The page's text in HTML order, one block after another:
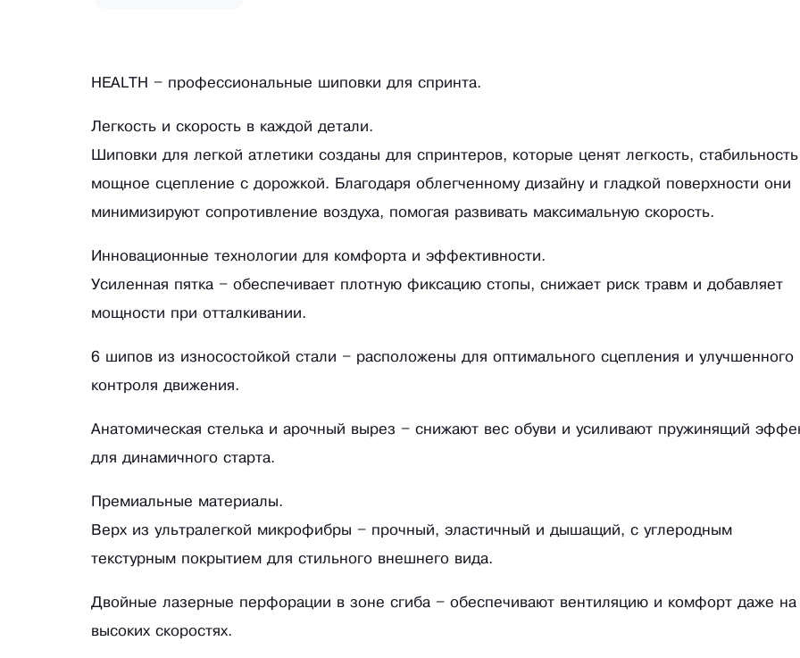
HEALTH – профессиональные шиповки для спринта.
Легкость и скорость в каждой детали.
Шиповки для легкой атлетики созданы для спринтеров, которые ценят легкость,
мощное сцепление с дорожкой. Благодаря облегченному дизайну и гладкой поверхности они
минимизируют сопротивление воздуха, помогая развивать максимальную скорость.
Инновационные технологии для комфорта и эффективности.
Усиленная пятка – обеспечивает плотную фиксацию стопы, снижает риск травм и добавляет
мощности при отталкивании.
6 шипов из износостойкой стали – расположены для оптимального сцепления и улучшенного
контроля движения.
Анатомическая стелька и арочный вырез – снижают вес обуви и усиливают пружинящий
для динамичного старта.
Премиальные материалы.
Верх из ультралегкой микрофибры – прочный, эластичный и дышащий, с углеродным
текстурным покрытием для стильного внешнего вида.
Двойные лазерные перфорации в зоне сгиба – обеспечивают вентиляцию и комфорт даже на
высоких скоростях.